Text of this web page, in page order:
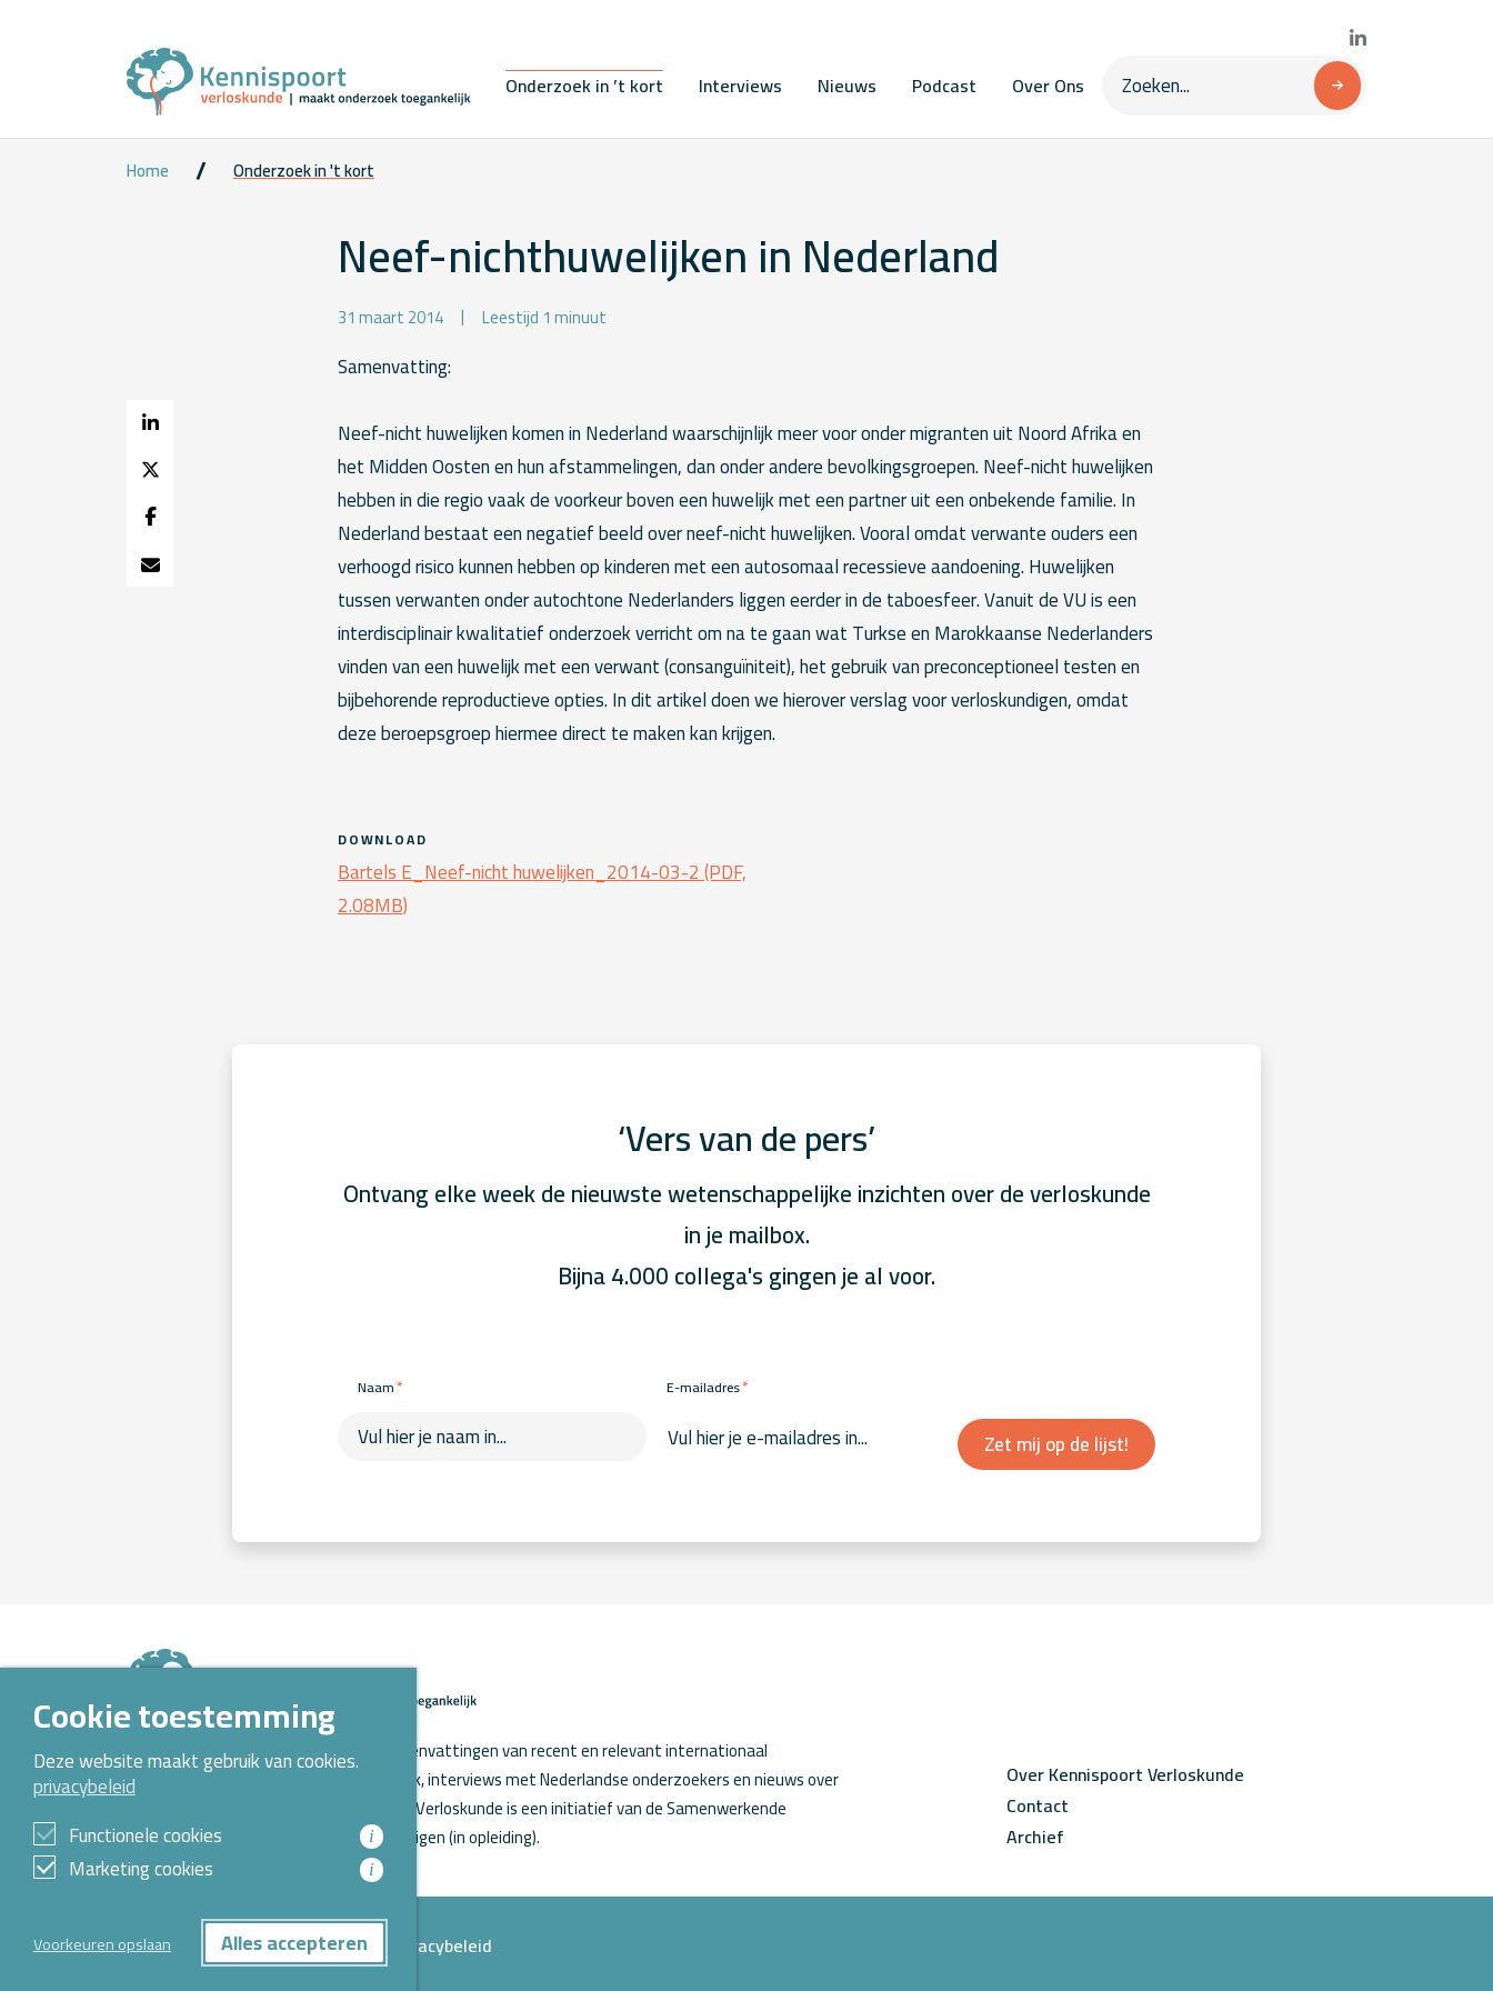
Onderzoek in ’t kort Interviews Nieuws Podcast Over Ons
Home Onderzoek in 't kort
Neef-nichthuwelijken in Nederland
31 maart 2014 Leestijd 1 minuut
Samenvatting:
Neef-nicht huwelijken komen in Nederland waarschijnlijk meer voor onder migranten uit Noord Afrika en
het Midden Oosten en hun afstammelingen, dan onder andere bevolkingsgroepen. Neef-nicht huwelijken
hebben in die regio vaak de voorkeur boven een huwelijk met een partner uit een onbekende familie. In
Nederland bestaat een negatief beeld over neef-nicht huwelijken. Vooral omdat verwante ouders een
verhoogd risico kunnen hebben op kinderen met een autosomaal recessieve aandoening. Huwelijken
tussen verwanten onder autochtone Nederlanders liggen eerder in de taboesfeer. Vanuit de VU is een
interdisciplinair kwalitatief onderzoek verricht om na te gaan wat Turkse en Marokkaanse Nederlanders
vinden van een huwelijk met een verwant (consanguïniteit), het gebruik van preconceptioneel testen en
bijbehorende reproductieve opties. In dit artikel doen we hierover verslag voor verloskundigen, omdat
deze beroepsgroep hiermee direct te maken kan krijgen.
DOWNLOAD
Bartels E_Neef-nicht huwelijken_2014-03-2 (PDF,
2.08MB)
‘Vers van de pers’
Ontvang elke week de nieuwste wetenschappelijke inzichten over de verloskunde
in je mailbox.
Bijna 4.000 collega's gingen je al voor.
Naam* E-mailadres*
Zet mij op de lijst!
Op Kennispoort Verloskunde vind je samenvattingen van recent en relevant internationaal
verloskundig wetenschappelijk onderzoek, interviews met Nederlandse onderzoekers en nieuws over
o.a. aanstaande promoties. Kennispoort Verloskunde is een initiatief van de Samenwerkende
Opleidingen Verloskunde voor verloskundigen (in opleiding).
Over Kennispoort Verloskunde
Contact
Archief
© 2026 Alle rechten voorbehouden Privacybeleid
Cookie toestemming
Deze website maakt gebruik van cookies.
privacybeleid
Functionele cookies
i
Marketing cookies i
Voorkeuren opslaan Alles accepteren